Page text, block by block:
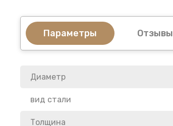
Параметры Отзывы
Диаметр
вид стали
Толщина